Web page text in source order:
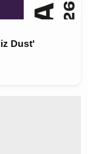
Dust'